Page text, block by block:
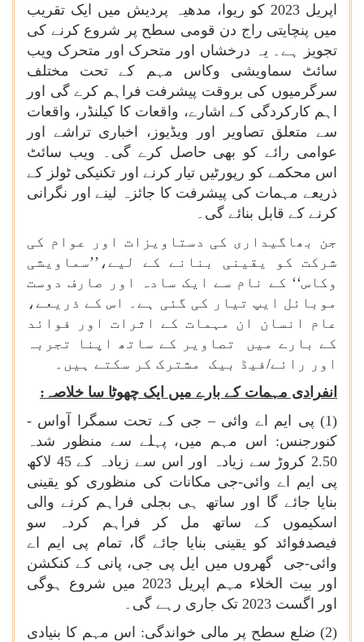
اپریل 2023 کو ریوا، مدھیہ پردیش میں ایک تقریب
میں پنچایتی راج دن قومی سطح پر شروع کرنے کی
تجویز ہے۔ یہ درخشاں اور متحرک اور متحرک ویب
سائٹ سماویشی وکاس مہم کے تحت مختلف
سرگرمیوں کی بروقت پیشرفت فراہم کرے گی اور
اہم کارکردگی کے اشارے، واقعات کا کیلنڈر، واقعات
سے متعلق تصاویر اور ویڈیوز، اخباری تراشے اور
عوامی رائے کو بھی حاصل کرے گی۔ ویب سائٹ
اس محکمے کو رپورٹیں تیار کرنے اور تکنیکی ٹولز کے
ذریعے مہمات کی پیشرفت کا جائزہ لینے اور نگرانی
کرنے کے قابل بنائے گی۔
جن بھاگیداری کی دستاویزات اور عوام کی
شرکت کو یقینی بنانے کے لیے،’’سماویشی
وکاس‘‘ کے نام سے ایک سادہ اور صارف دوست
موبائل ایپ تیار کی گئی ہے۔ اس کے ذریعے،
عام انسان ان مہمات کے اثرات اور فوائد
کے بارے میں تصاویر کے ساتھ اپنا تجربہ
اور رائے/فیڈ بیک مشترک کر سکتے ہیں۔
انفرادی مہمات کے بارے میں ایک چھوٹا سا خلاصہ:
(1) پی ایم اے وائی – جی کے تحت سمگرا آواس -
کنورجنس: اس مہم میں، پہلے سے منظور شدہ
2.50 کروڑ سے زیادہ اور اس سے زیادہ کے 45 لاکھ
پی ایم اے وائی-جی مکانات کی منظوری کو یقینی
بنایا جائے گا اور ساتھ ہی بجلی فراہم کرنے والی
اسکیموں کے ساتھ مل کر فراہم کردہ سو
فیصدفوائد کو یقینی بنایا جائے گا، تمام پی ایم اے
وائی-جی گھروں میں ایل پی جی، پانی کے کنکشن
اور بیت الخلاء مہم اپریل 2023 میں شروع ہوگی
اور اگست 2023 تک جاری رہے گی۔
(2) ضلع سطح پر مالی خواندگی: اس مہم کا بنیادی